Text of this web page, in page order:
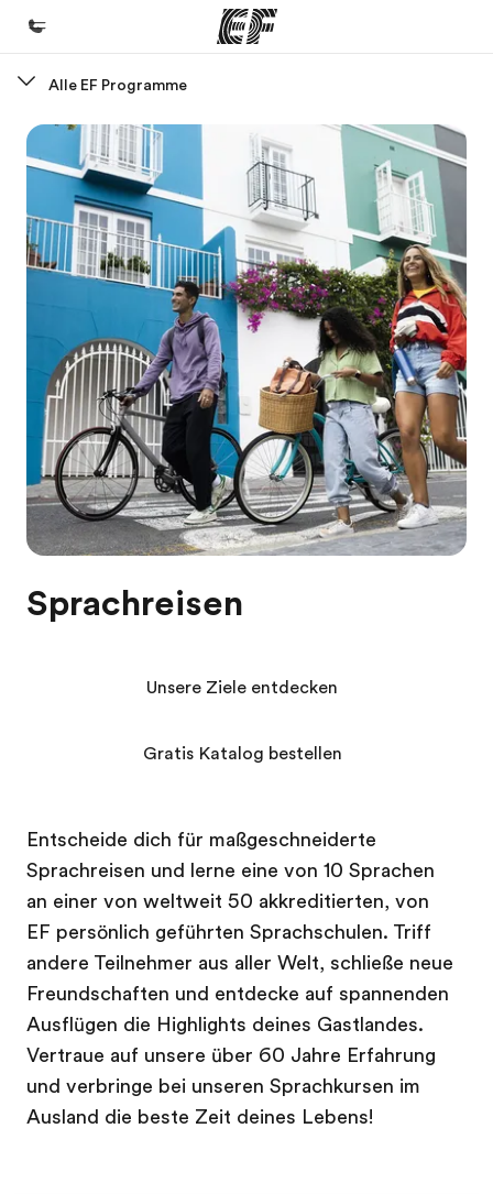
Willkommen bei EF
Programme
Alle Programme ansehen
Büros
Über uns
Wer wir sind
Karriere
Werde Teil unseres Teams
Alle EF Programme
Sprachreisen
Entscheide dich für maßgeschneiderte
Sprachreisen und lerne eine von 10 Sprachen
an einer von weltweit 50 akkreditierten, von
EF persönlich geführten Sprachschulen. Triff
andere Teilnehmer aus aller Welt, schließe neue
Freundschaften und entdecke auf spannenden
Ausflügen die Highlights deines Gastlandes.
Vertraue auf unsere über 60 Jahre Erfahrung
und verbringe bei unseren Sprachkursen im
Ausland die beste Zeit deines Lebens!
Unsere Ziele entdecken
Gratis Katalog bestellen